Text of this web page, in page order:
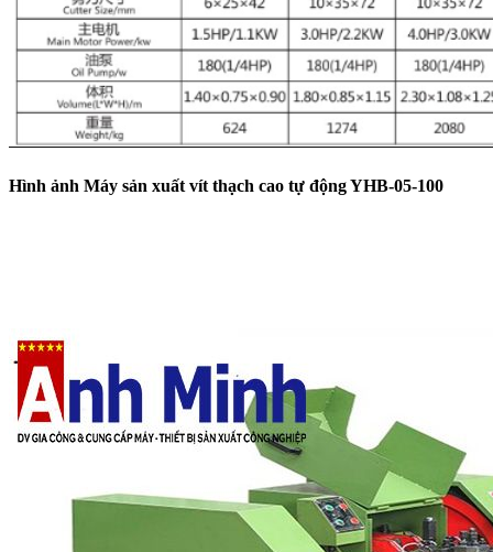
Hình ảnh Máy sản xuất vít thạch cao tự động YHB-05-100